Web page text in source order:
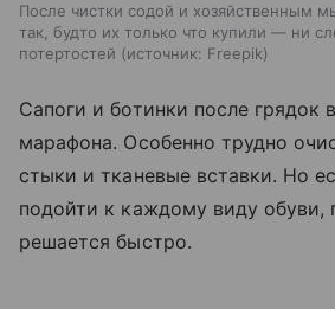
После чистки содой и хозяйственным
так, будто их только что купили — ни
потертостей
источник: Freepik
Сапоги и ботинки после грядок
марафона. Особенно трудно
стыки и тканевые вставки. Но
подойти к каждому виду обуви,
решается быстро.